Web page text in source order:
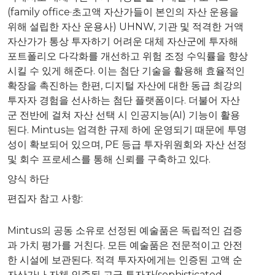
(family office·초고액 자산가들이 본인의 자산 운용을
위해 설립한 자산 운용사) UHNW, 기관 및 적격한 거액
자산가가 통상 투자하기 어려운 대체 자산군에 투자해
포트폴리오 다각화를 개선하고 위험 조정 수익률을 향상
시킬 수 있게 해준다. 이는 첨단 기술을 활용해 효율적인
확장을 촉진하는 한편, 디지털 자산에 대한 동급 최강의
투자자 경험을 선사하는 첨단 플랫폼이다. 더불어 자산
군 전반에 걸쳐 자산 선택 시 인공지능(AI) 기능이 활용
된다. Mintus는 엄격한 규제 하에 운영되기 때문에 투명
성이 확보되어 있으며, PE 등급 투자위원회와 자산 선정
및 회수 프로세스를 통해 신뢰를 구축하고 있다.
양식 하단
편집자 참고 사항:
Mintus의 공동 소유로 선정된 예술품은 독립적인 검증
과 가치 평가를 거친다. 모든 예술품은 전문적이고 안전
한 시설에 보관된다. 적격 투자자에게는 인증된 고액 순